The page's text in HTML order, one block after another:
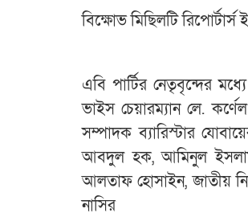
বিক্ষোভ মিছিলটি
এবি পার্টির নেতৃবৃন্দের
ভাইস চেয়ারম্যান লে.
সম্পাদক ব্যারিস্টার
আবদুল হক, আমিনুল ইসলাম
আলতাফ হোসাইন, জাতীয়
নাসির